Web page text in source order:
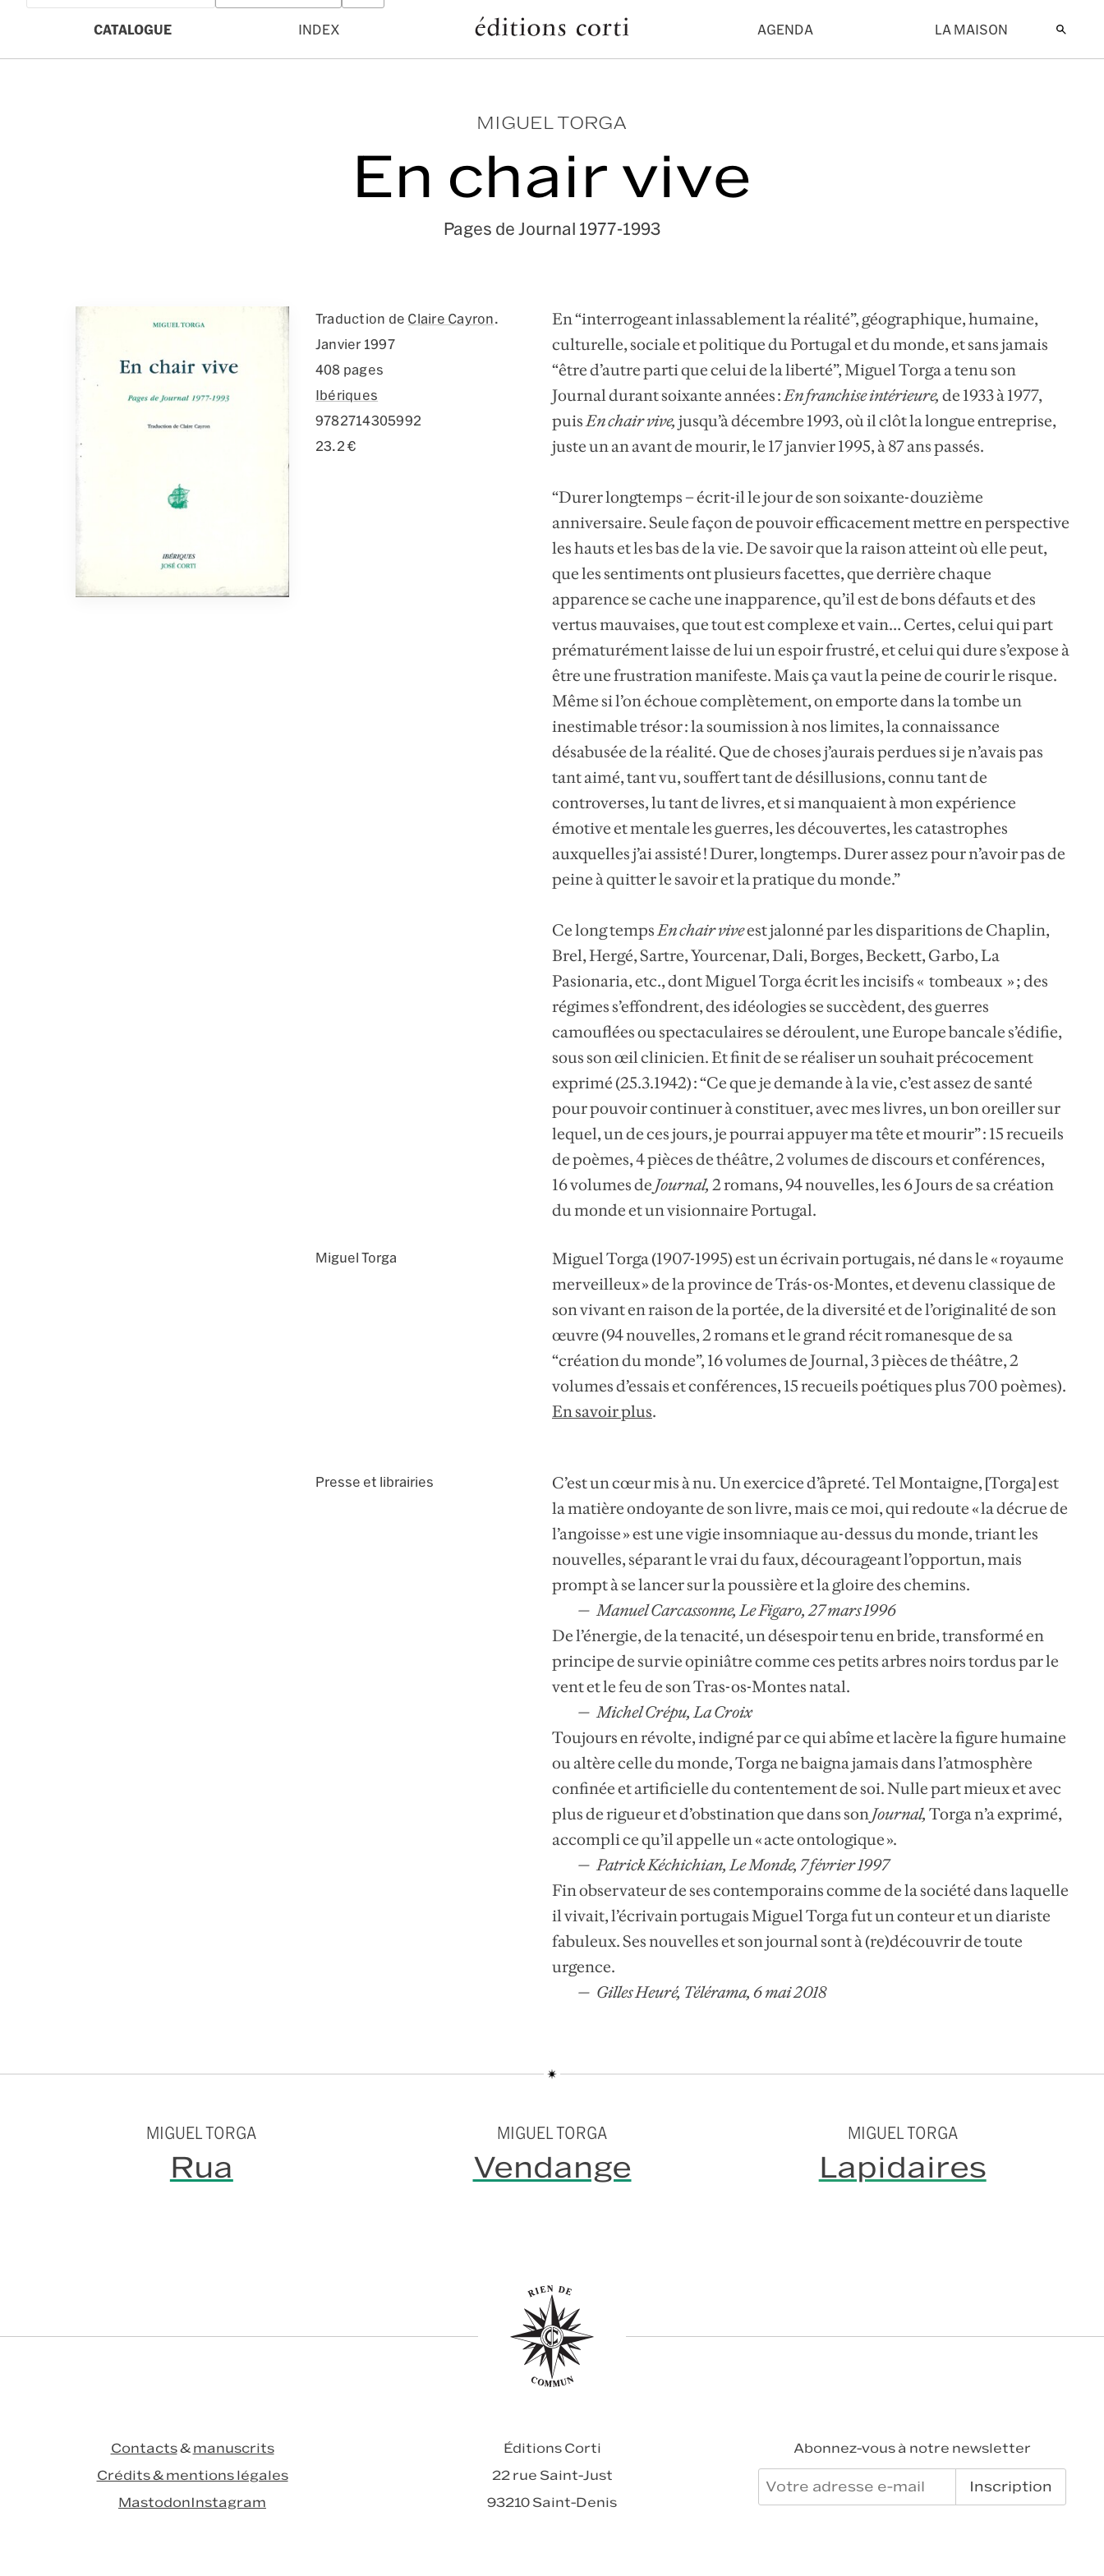
CATALOGUE INDEX AGENDA LA MAISON
MIGUEL TORGA
En chair vive
Pages de Journal 1977-1993
Traduction de Claire Cayron.
Janvier 1997
408 pages
Ibériques
9782714305992
23.2 €
En “interrogeant inlassablement la réalité”, géographique, humaine,
culturelle, sociale et politique du Portugal et du monde, et sans jamais
“être d’autre parti que celui de la liberté”, Miguel Torga a tenu son
Journal durant soixante années :En franchise intérieure, de 1933 à 1977,
puisEn chair vive, jusqu’à décembre 1993, où il clôt la longue entreprise,
juste un an avant de mourir, le 17 janvier 1995, à 87 ans passés.
“Durer longtemps – écrit-il le jour de son soixante-douzième
anniversaire. Seule façon de pouvoir efficacement mettre en perspective
les hauts et les bas de la vie. De savoir que la raison atteint où elle peut,
que les sentiments ont plusieurs facettes, que derrière chaque
apparence se cache une inapparence, qu’il est de bons défauts et des
vertus mauvaises, que tout est complexe et vain… Certes, celui qui part
prématurément laisse de lui un espoir frustré, et celui qui dure s’expose à
être une frustration manifeste. Mais ça vaut la peine de courir le risque.
Même si l’on échoue complètement, on emporte dans la tombe un
inestimable trésor : la soumission à nos limites, la connaissance
désabusée de la réalité. Que de choses j’aurais perdues si je n’avais pas
tant aimé, tant vu, souffert tant de désillusions, connu tant de
controverses, lu tant de livres, et si manquaient à mon expérience
émotive et mentale les guerres, les découvertes, les catastrophes
auxquelles j’ai assisté ! Durer, longtemps. Durer assez pour n’avoir pas de
peine à quitter le savoir et la pratique du monde.”
Ce long tempsEn chair viveest jalonné par les disparitions de Chaplin,
Brel, Hergé, Sartre, Yourcenar, Dali, Borges, Beckett, Garbo, La
Pasionaria, etc., dont Miguel Torga écrit les incisifs « tombeaux » ; des
régimes s’effondrent, des idéologies se succèdent, des guerres
camouflées ou spectaculaires se déroulent, une Europe bancale s’édifie,
sous son œil clinicien. Et finit de se réaliser un souhait précocement
exprimé (25.3.1942) : “Ce que je demande à la vie, c’est assez de santé
pour pouvoir continuer à constituer, avec mes livres, un bon oreiller sur
lequel, un de ces jours, je pourrai appuyer ma tête et mourir” : 15 recueils
de poèmes, 4 pièces de théâtre, 2 volumes de discours et conférences,
16 volumes de Journal, 2 romans, 94 nouvelles, les 6 Jours de sa création
du monde et un visionnaire Portugal.
Miguel Torga
Miguel Torga (1907-1995) est un écrivain portugais, né dans le « royaume
merveilleux » de la province de Trás-os-Montes, et devenu classique de
son vivant en raison de la portée, de la diversité et de l’originalité de son
œuvre (94 nouvelles, 2 romans et le grand récit romanesque de sa
“création du monde”, 16 volumes de Journal, 3 pièces de théâtre, 2
volumes d’essais et conférences, 15 recueils poétiques plus 700 poèmes).
En savoir plus.
Presse et librairies
C’est un cœur mis à nu. Un exercice d’âpreté. Tel Montaigne, [Torga] est
la matière ondoyante de son livre, mais ce moi, qui redoute « la décrue de
l’angoisse » est une vigie insomniaque au-dessus du monde, triant les
nouvelles, séparant le vrai du faux, décourageant l’opportun, mais
prompt à se lancer sur la poussière et la gloire des chemins.
Manuel Carcassonne, Le Figaro, 27 mars 1996
De l’énergie, de la tenacité, un désespoir tenu en bride, transformé en
principe de survie opiniâtre comme ces petits arbres noirs tordus par le
vent et le feu de son Tras-os-Montes natal.
Michel Crépu, La Croix
Toujours en révolte, indigné par ce qui abîme et lacère la figure humaine
ou altère celle du monde, Torga ne baigna jamais dans l’atmosphère
confinée et artificielle du contentement de soi. Nulle part mieux et avec
plus de rigueur et d’obstination que dans sonJournal, Torga n’a exprimé,
accompli ce qu’il appelle un « acte ontologique ».
Patrick Kéchichian, Le Monde, 7 février 1997
Fin observateur de ses contemporains comme de la société dans laquelle
il vivait, l’écrivain portugais Miguel Torga fut un conteur et un diariste
fabuleux. Ses nouvelles et son journal sont à (re)découvrir de toute
urgence.
Gilles Heuré, Télérama, 6 mai 2018
MIGUEL TORGA
Rua
MIGUEL TORGA
Vendange
MIGUEL TORGA
Lapidaires
Éditions Corti
22 rue Saint-Just
93210 Saint-Denis
Abonnez-vous à notre newsletter
Inscription
Contacts& manuscrits
Crédits & mentions légales
MastodonInstagram